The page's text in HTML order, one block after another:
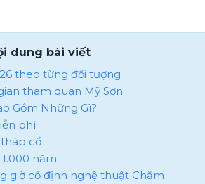
dung bài viết
theo từng đối tượng
tham quan Mỹ Sơn
Gồm Những Gì?
phí
cổ
năm
giờ cố định nghệ thuật Chăm